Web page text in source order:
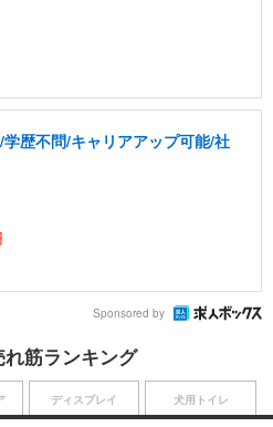
歴不問/キャリアアップ可能/社
Sponsored by
筋ランキング
ディスプレイ 犬用トイレ